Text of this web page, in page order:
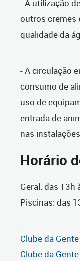
- A utilização
outros cremes
qualidade da
- A circulação
consumo de
uso de
entrada de
nas
Horário
Geral: das 13h
Piscinas: das
Clube da
Clube da